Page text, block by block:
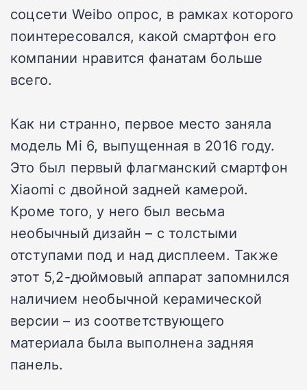
соцсети Weibo опрос, в рамках которого
поинтересовался, какой смартфон его
компании нравится фанатам больше
всего.
Как ни странно, первое место заняла
модель Mi 6, выпущенная в 2016 году.
Это был первый флагманский смартфон
Xiaomi с двойной задней камерой.
Кроме того, у него был весьма
необычный дизайн – с толстыми
отступами под и над дисплеем. Также
этот 5,2-дюймовый аппарат запомнился
наличием необычной керамической
версии – из соответствующего
материала была выполнена задняя
панель.